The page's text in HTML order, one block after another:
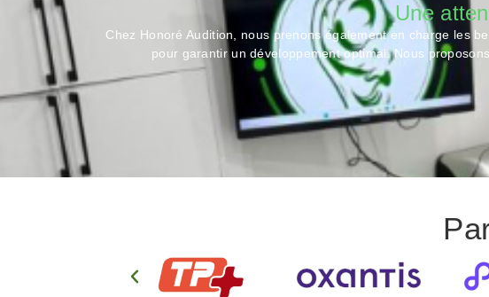
Une
Chez Honoré Audition, nous prenons également en charge les
pour garantir un développement optimal. Nous